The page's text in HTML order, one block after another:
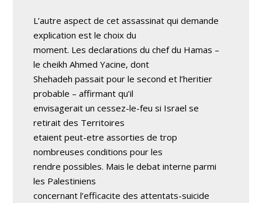
L’autre aspect de cet assassinat qui demande
explication est le choix du
moment. Les declarations du chef du Hamas –
le cheikh Ahmed Yacine, dont
Shehadeh passait pour le second et l’heritier
probable – affirmant qu’il
envisagerait un cessez-le-feu si Israel se
retirait des Territoires
etaient peut-etre assorties de trop
nombreuses conditions pour les
rendre possibles. Mais le debat interne parmi
les Palestiniens
concernant l’efficacite des attentats-suicide